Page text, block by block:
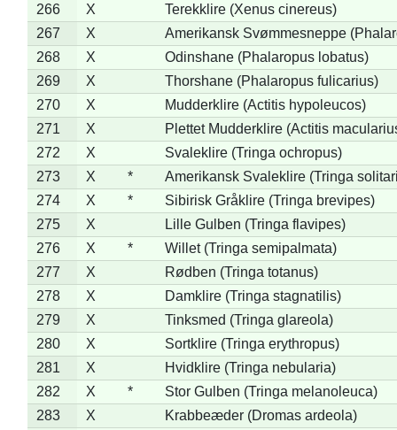
266
X
Terekklire (Xenus cinereus)
267
X
Amerikansk Svømmesneppe
268
X
Odinshane (Phalaropus lobatus)
269
X
Thorshane (Phalaropus fulicarius)
270
X
Mudderklire (Actitis hypoleucos)
271
X
Plettet Mudderklire (Actitis
272
X
Svaleklire (Tringa ochropus)
273
X *
Amerikansk Svaleklire (Tringa
274
X *
Sibirisk Gråklire (Tringa brevipes)
275
X
Lille Gulben (Tringa flavipes)
276
X *
Willet (Tringa semipalmata)
277
X
Rødben (Tringa totanus)
278
X
Damklire (Tringa stagnatilis)
279
X
Tinksmed (Tringa glareola)
280
X
Sortklire (Tringa erythropus)
281
X
Hvidklire (Tringa nebularia)
282
X *
Stor Gulben (Tringa melanoleuca)
283
X
Krabbeæder (Dromas ardeola)